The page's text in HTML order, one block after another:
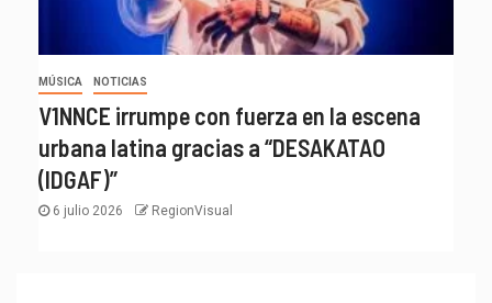
MÚSICA NOTICIAS
V1NNCE irrumpe con fuerza en la escena
urbana latina gracias a “DESAKATAO
(IDGAF)”
6 julio 2026 RegionVisual